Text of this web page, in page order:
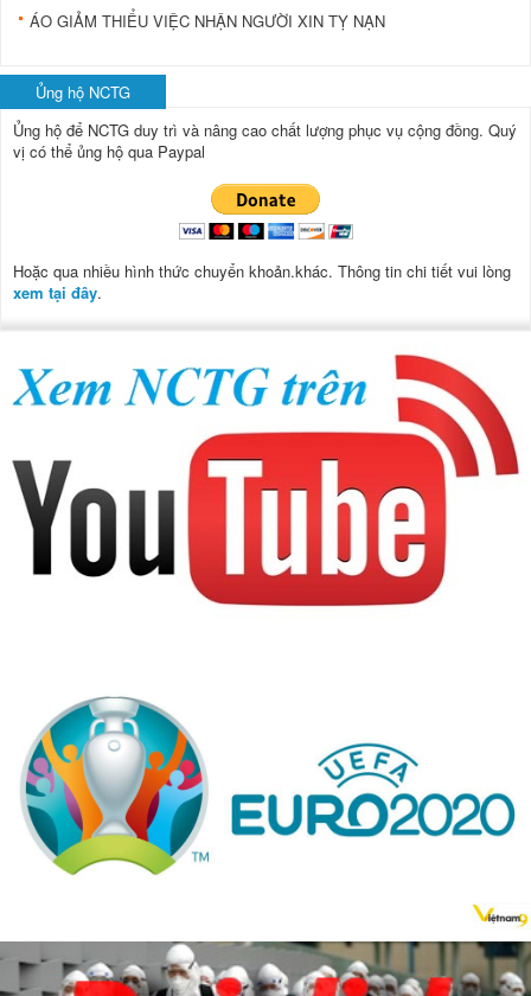
ÁO GIẢM THIỂU VIỆC NHẬN NGƯỜI XIN TỴ NẠN
Ủng hộ NCTG
Ủng hộ để NCTG duy trì và nâng cao chất lượng phục vụ cộng đồng. Quý
vị có thể ủng hộ qua Paypal
Hoặc qua nhiều hình thức chuyển khoản.khác. Thông tin chi tiết vui lòng
xem tại đây.